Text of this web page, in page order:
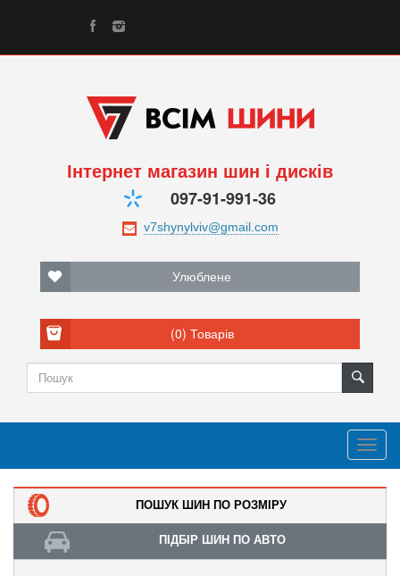
Інтернет магазин шин і дисків
097-91-991-36
Улюблене
(0) Товарів
ПОШУК ШИН ПО РОЗМІРУ
ПІДБІР ШИН ПО АВТО